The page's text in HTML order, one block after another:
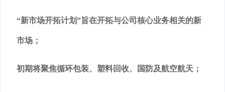
“新市场开拓计划”旨在开拓与公司核心业务相关的新
市场；
初期将聚焦循环包装、塑料回收、国防及航空航天；